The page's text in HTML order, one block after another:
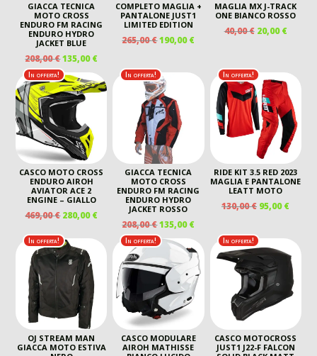
GIACCA TECNICA
MOTO CROSS
ENDURO FM RACING
ENDURO HYDRO
JACKET BLUE
208,00€IL
PREZZO
ORIGINALE
ERA:
208,00 €.
135,00€IL
PREZZO
ATTUALE
È:
COMPLETO MAGLIA +
PANTALONE JUST1
LIMITED EDITION
265,00€IL
ERA:
265,00 €.
190,00€IL
È:
190,00 €.
MAGLIA MX J-TRACK
ONE BIANCO ROSSO
40,00€ IL
ERA:
40,00 €.
20,00€IL
20,00
In offerta!
CASCO MOTO CROSS
ENDURO AIROH
AVIATOR ACE 2
ENGINE – GIALLO
469,00€ IL
ORIGINALE
ERA:
469,00 €.
280,00€IL
PREZZO
ATTUALE
È:
280,00 €.
In offerta!
GIACCA TECNICA
MOTO CROSS
ENDURO FM RACING
ENDURO HYDRO
JACKET ROSSO
208,00€IL
PREZZO
ORIGINALE
ERA:
208,00 €.
135,00€IL
PREZZO
ATTUALE
È:
135,00 €.
In offerta!
RIDE KIT 3.5 RED 2023
MAGLIA E PANTALONE
LEATT MOTO
130,00€ IL
130,00 €.
95,00€IL
È:
95,00
In offerta!
OJ STREAM MAN
GIACCA MOTO ESTIVA
In offerta!
CASCO MODULARE
AIROH MATHISSE
In offerta!
CASCO MOTOCROSS
JUST1 J22-F FALCON